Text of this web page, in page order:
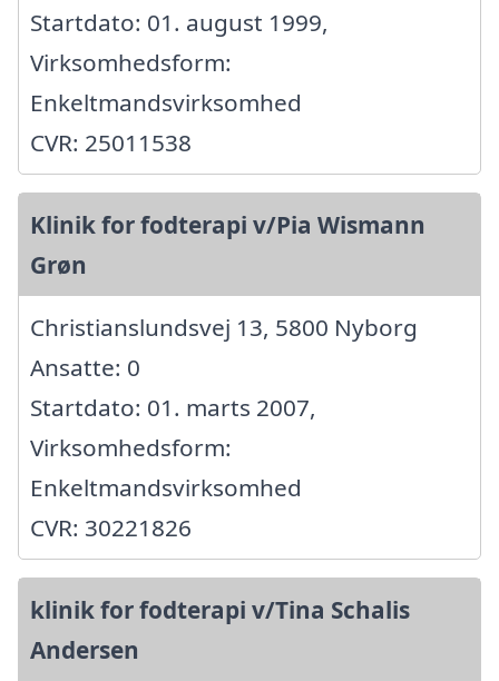
Startdato: 01. august 1999,
Virksomhedsform:
Enkeltmandsvirksomhed
CVR: 25011538
Klinik for fodterapi v/Pia Wismann
Grøn
Christianslundsvej 13, 5800 Nyborg
Ansatte: 0
Startdato: 01. marts 2007,
Virksomhedsform:
Enkeltmandsvirksomhed
CVR: 30221826
klinik for fodterapi v/Tina Schalis
Andersen